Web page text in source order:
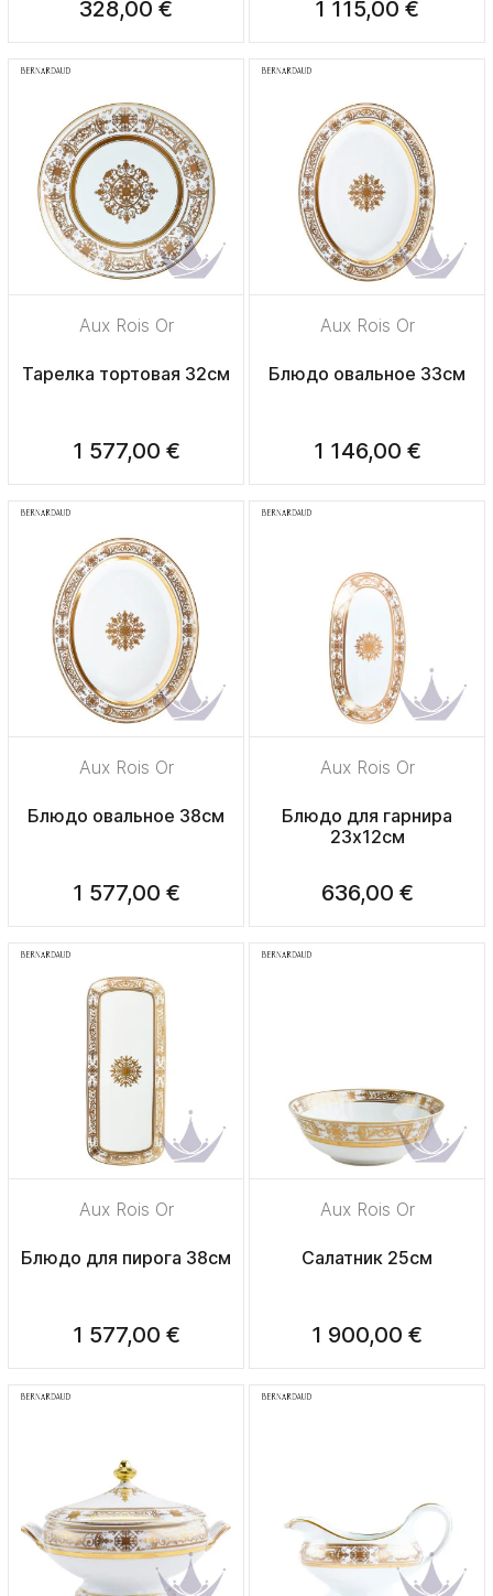
328,00 € 1 115,00 €
Aux Rois Or
Тарелка тортовая 32см
1 577,00 €
Aux Rois Or
Блюдо овальное 33см
1 146,00 €
Aux Rois Or
Блюдо овальное 38см
1 577,00 €
Aux Rois Or
Блюдо для гарнира
23х12см
636,00 €
Aux Rois Or
Блюдо для пирога 38см
1 577,00 €
Aux Rois Or
Салатник 25см
1 900,00 €